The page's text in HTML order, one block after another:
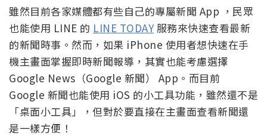
雖然目前各家媒體都有些自己的專屬新聞 App ，民眾
也能使用 LINE 的 LINE TODAY 服務來快速查看最新
的新聞時事。然而，如果 iPhone 使用者想快速在手
機主畫面掌握即時新聞報導，其實也能考慮選擇
Google News（Google 新聞） App。而目前
Google 新聞也能使用 iOS 的小工具功能，雖然還不是
「桌面小工具」，但對於要直接在主畫面查看新聞還
是一樣方便！